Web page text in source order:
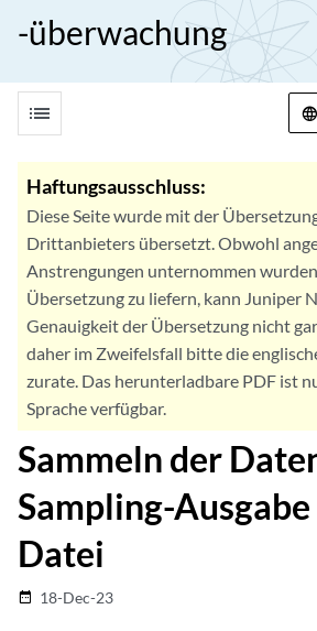
-überwachung
list
Haftungsausschluss:
Diese Seite wurde mit der
Drittanbieters übersetzt. Obwohl
Anstrengungen unternommen
Übersetzung zu liefern, kann Juniper
Genauigkeit der Übersetzung nicht
daher im Zweifelsfall bitte die
zurate. Das herunterladbare PDF ist
Sprache verfügbar.
Sammeln der
Sampling-
Datei
date_range 18-Dec-23